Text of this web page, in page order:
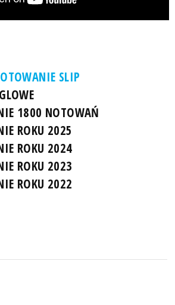
SLIP
1800 NOTOWAŃ
ROKU 2025
ROKU 2024
ROKU 2023
ROKU 2022